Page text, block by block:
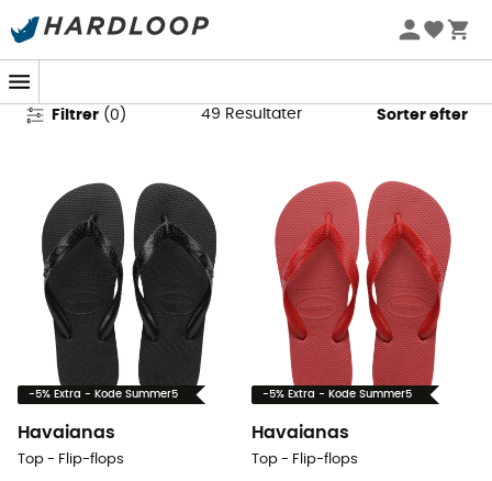
Flip-flops & klipklappere
Filtrer (0 ) 49 Resultater Sorter efter
-5% Extra - Kode Summer5
Havaianas
Top - Flip-flops
-5% Extra - Kode Summer5
Havaianas
Top - Flip-flops